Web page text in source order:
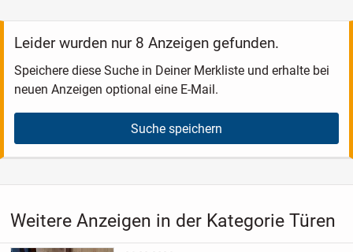
Leider wurden nur 8 Anzeigen gefunden.
Speichere diese Suche in Deiner Merkliste und erhalte bei
neuen Anzeigen optional eine E-Mail.
Suche speichern
Weitere Anzeigen in der Kategorie Türen